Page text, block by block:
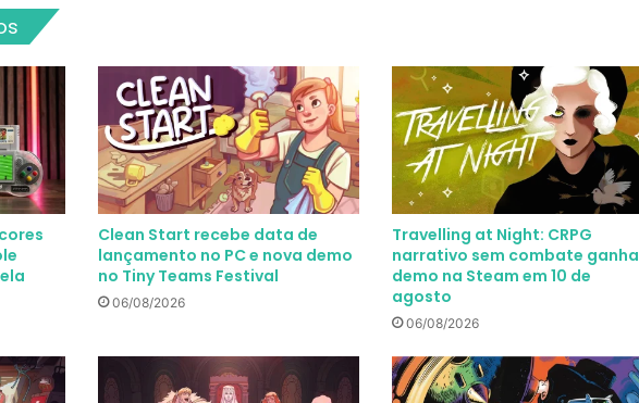
Clean Start recebe data de
lançamento no PC e nova demo
no Tiny Teams Festival
06/08/2026
Travelling at Night: CRPG
narrativo sem combate ganha
demo na Steam em 10 de
agosto
06/08/2026